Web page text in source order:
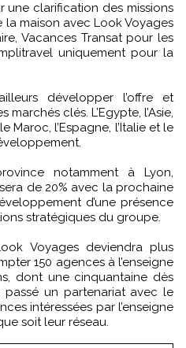
une clarification des missions
maison avec Look Voyages
Vacances Transat pour les
uniquement pour la
développer l’offre et
clés. L’Egypte, l’Asie,
Maroc, l’Espagne, l’Italie et le
notamment à Lyon,
de 20% avec la prochaine
d’une présence
stratégiques du groupe.
Voyages deviendra plus
150 agences à l’enseigne
dont une cinquantaine dès
passé un partenariat avec le
intéressées par l’enseigne
soit leur réseau.